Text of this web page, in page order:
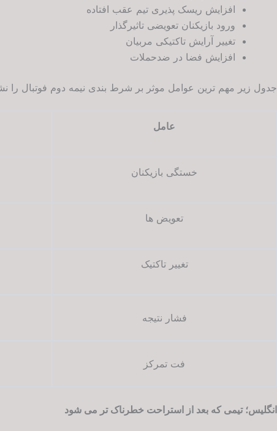
افزایش ریسک پذیری تیم عقب افتاده
ورود بازیکنان تعویضی تاثیرگذار
تغییر آرایش تاکتیکی مربیان
افزایش فضا در ضدحملات
جدول زیر مهم ترین عوامل موثر بر شرط بندی نیمه دوم فوتبال را
عامل
خستگی بازیکنان
تعویض ها
تغییر تاکتیک
فشار نتیجه
فت تمرکز
انگلیس؛ تیمی که بعد از استراحت خطرناک تر می شود